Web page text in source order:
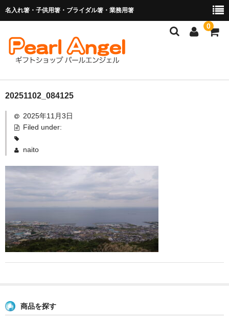
名入れ箸・子供用箸・ブライダル箸・業務用箸
0
商品を探す
お子様の入卒園に
ご利用ガイド
よくあるご質問
20251102_084125
2025年11月3日
Filed under:
naito
商品を探す